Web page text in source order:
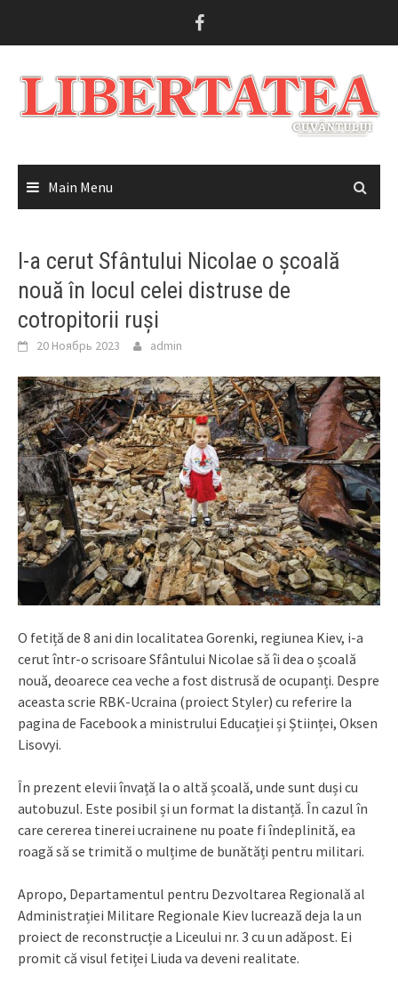
Main Menu
I-a cerut Sfântului Nicolae o școală
nouă în locul celei distruse de
cotropitorii ruși
20 Ноябрь 2023 admin
O fetiță de 8 ani din localitatea Gorenki, regiunea Kiev, i-a
cerut într-o scrisoare Sfântului Nicolae să îi dea o școală
nouă, deoarece cea veche a fost distrusă de ocupanți. Despre
aceasta scrie RBK-Ucraina (proiect Styler) cu referire la
pagina de Facebook a ministrului Educației și Științei, Oksen
Lisovyi.
În prezent elevii învață la o altă școală, unde sunt duși cu
autobuzul. Este posibil și un format la distanță. În cazul în
care cererea tinerei ucrainene nu poate fi îndeplinită, ea
roagă să se trimită o mulțime de bunătăți pentru militari.
Apropo, Departamentul pentru Dezvoltarea Regională al
Administrației Militare Regionale Kiev lucrează deja la un
proiect de reconstrucție a Liceului nr. 3 cu un adăpost. Ei
promit că visul fetiței Liuda va deveni realitate.